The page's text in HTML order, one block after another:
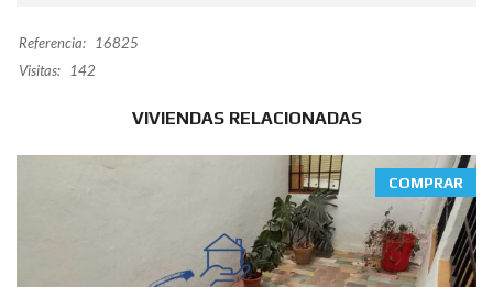
Referencia:
16825
Visitas:
142
VIVIENDAS RELACIONADAS
COMPRAR